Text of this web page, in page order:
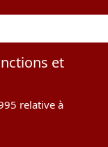
et
relative à